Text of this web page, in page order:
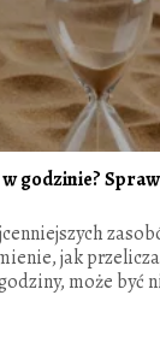
godzinie?
jak
może być